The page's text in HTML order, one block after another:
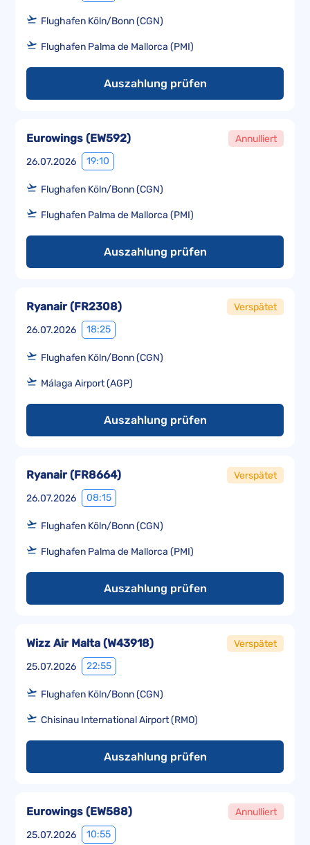
Flughafen Köln/Bonn (CGN)
Flughafen Palma de Mallorca (PMI)
Auszahlung prüfen
26.07.2026 19:10
Eurowings (EW592) Annulliert
Flughafen Köln/Bonn (CGN)
Flughafen Palma de Mallorca (PMI)
Auszahlung prüfen
26.07.2026 18:25
Ryanair(FR2308) Verspätet
Flughafen Köln/Bonn (CGN)
Málaga Airport (AGP)
Auszahlung prüfen
26.07.2026 08:15
Ryanair(FR8664) Verspätet
Flughafen Köln/Bonn (CGN)
Flughafen Palma de Mallorca (PMI)
Auszahlung prüfen
25.07.2026 22:55
Wizz Air Malta (W43918) Verspätet
Flughafen Köln/Bonn (CGN)
Chisinau International Airport (RMO)
Auszahlung prüfen
25.07.2026 10:55
Eurowings (EW588) Annulliert